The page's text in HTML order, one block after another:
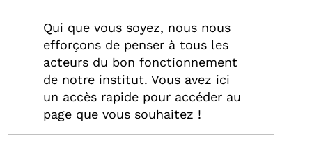
Qui que vous soyez, nous nous
efforçons de penser à tous les
acteurs du bon fonctionnement
de notre institut. Vous avez ici
un accès rapide pour accéder au
page que vous souhaitez !